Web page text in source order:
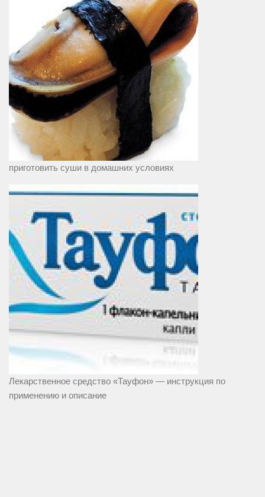
приготовить суши в домашних условиях
Лекарственное средство «Тауфон» — инструкция по
применению и описание